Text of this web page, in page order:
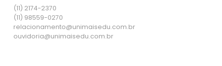
(11) 2174-2370
(11) 98559-0270
relacionamento@unimaisedu.com.br
ouvidoria@unimaisedu.com.br